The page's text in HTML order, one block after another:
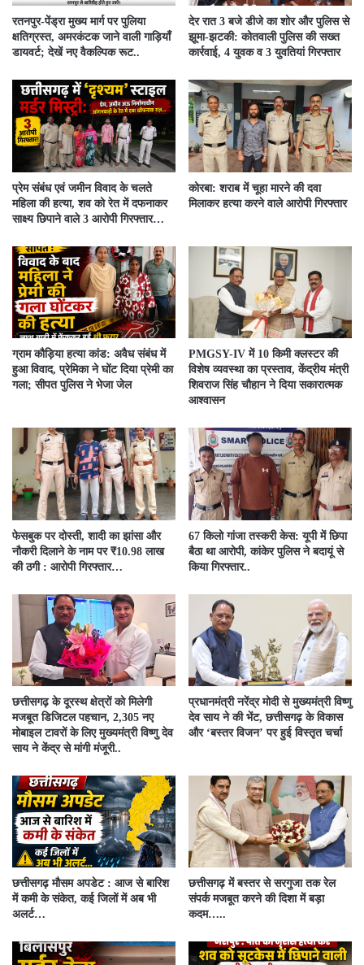
रतनपुर-पेंड्रा मुख्य मार्ग पर पुलिया
क्षतिग्रस्त, अमरकंटक जाने वाली गाड़ियाँ
डायवर्ट; देखें नए वैकल्पिक रूट..
देर रात 3 बजे डीजे का शोर और पुलिस से
झूमा-झटकी: कोतवाली पुलिस की सख्त
कार्रवाई, 4 युवक व 3 युवतियां गिरफ्तार
प्रेम संबंध एवं जमीन विवाद के चलते
महिला की हत्या, शव को रेत में दफनाकर
साक्ष्य छिपाने वाले 3 आरोपी गिरफ्तार…
कोरबा: शराब में चूहा मारने की दवा
मिलाकर हत्या करने वाले आरोपी गिरफ्तार
ग्राम कौड़िया हत्या कांड: अवैध संबंध में
हुआ विवाद, प्रेमिका ने घोंट दिया प्रेमी का
गला; सीपत पुलिस ने भेजा जेल
PMGSY-IV में 10 किमी क्लस्टर की
विशेष व्यवस्था का प्रस्ताव, केंद्रीय मंत्री
शिवराज सिंह चौहान ने दिया सकारात्मक
आश्वासन
फेसबुक पर दोस्ती, शादी का झांसा और
नौकरी दिलाने के नाम पर ₹10.98 लाख
की ठगी : आरोपी गिरफ्तार…
67 किलो गांजा तस्करी केस: यूपी में छिपा
बैठा था आरोपी, कांकेर पुलिस ने बदायूं से
किया गिरफ्तार..
छत्तीसगढ़ के दूरस्थ क्षेत्रों को मिलेगी
मजबूत डिजिटल पहचान, 2,305 नए
मोबाइल टावरों के लिए मुख्यमंत्री विष्णु देव
साय ने केंद्र से मांगी मंजूरी..
प्रधानमंत्री नरेंद्र मोदी से मुख्यमंत्री विष्णु
देव साय ने की भेंट, छत्तीसगढ़ के विकास
और ‘बस्तर विजन’ पर हुई विस्तृत चर्चा
छत्तीसगढ़ मौसम अपडेट : आज से बारिश
में कमी के संकेत, कई जिलों में अब भी
अलर्ट…
छत्तीसगढ़ में बस्तर से सरगुजा तक रेल
संपर्क मजबूत करने की दिशा में बड़ा
कदम…..